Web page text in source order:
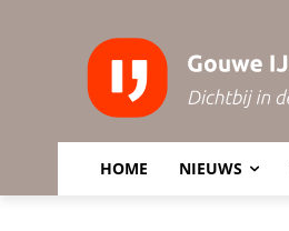
HOME NIEUWS